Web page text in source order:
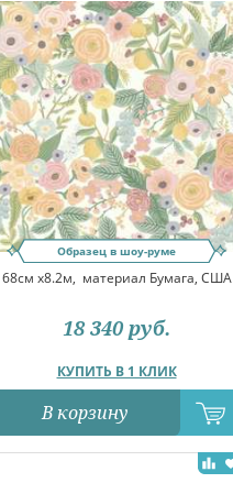
Образец в шоу-руме
68см x8.2м, материал Бумага, США
КУПИТЬ В 1 КЛИК
18 340 руб.
В корзину